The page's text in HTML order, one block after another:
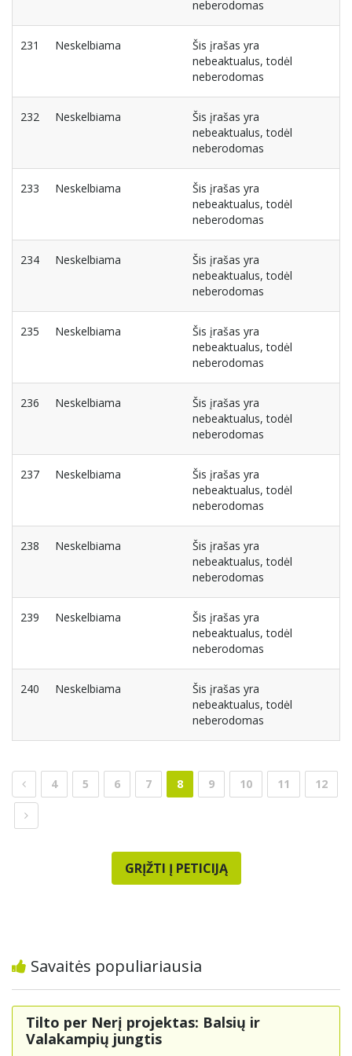
neberodomas
231 Neskelbiama
Šis įrašas yra
nebeaktualus, todėl
neberodomas
232 Neskelbiama
Šis įrašas yra
nebeaktualus, todėl
neberodomas
233 Neskelbiama
Šis įrašas yra
nebeaktualus, todėl
neberodomas
234 Neskelbiama
Šis įrašas yra
nebeaktualus, todėl
neberodomas
235 Neskelbiama
Šis įrašas yra
nebeaktualus, todėl
neberodomas
236 Neskelbiama
Šis įrašas yra
nebeaktualus, todėl
neberodomas
237 Neskelbiama
Šis įrašas yra
nebeaktualus, todėl
neberodomas
238 Neskelbiama
Šis įrašas yra
nebeaktualus, todėl
neberodomas
239 Neskelbiama
Šis įrašas yra
nebeaktualus, todėl
neberodomas
240 Neskelbiama
Šis įrašas yra
nebeaktualus, todėl
neberodomas
4 5 6 7 8 9 10 11 12
GRĮŽTI Į PETICIJĄ
Savaitės populiariausia
Tilto per Nerį projektas: Balsių ir
Valakampių jungtis